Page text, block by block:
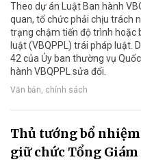
Theo dự án Luật Ban hành
quan, tổ chức phải chịu trách
trạng chậm tiến độ trình hoặc
luật (VBQPPL) trái pháp luật.
42 của Ủy ban thường vụ
hành VBQPPL sửa đổi.
Văn bản, chính sách
Thủ tướng bổ
giữ chức Tổng Giám